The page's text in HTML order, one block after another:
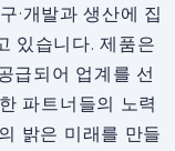
·개발과 생산에 집
있습니다. 제품은
급되어 업계를 선
파트너들의 노력
밝은 미래를 만들